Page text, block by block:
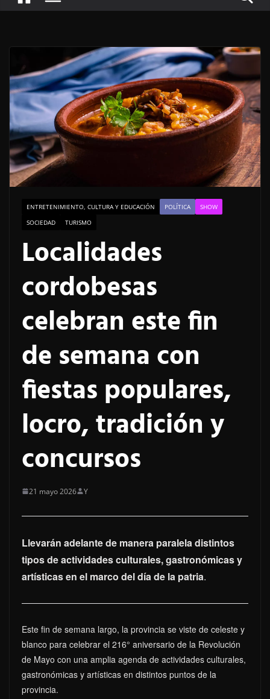
ENTRETENIMIENTO, CULTURA Y EDUCACIÓN POLÍTICA
SHOW
SOCIEDAD
TURISMO
Localidades
cordobesas
celebran este fin
de semana con
fiestas populares,
locro, tradición y
concursos
21 mayo 2026 Y
Llevarán adelante de manera paralela distintos
tipos de actividades culturales, gastronómicas y
artísticas en el marco del día de la patria.
Este fin de semana largo, la provincia se viste de celeste y
blanco para celebrar el 216° aniversario de la Revolución
de Mayo con una amplia agenda de actividades culturales,
gastronómicas y artísticas en distintos puntos de la
provincia.